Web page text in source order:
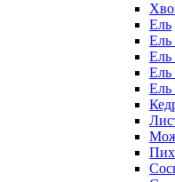
Ель
Ель
Ель
Ель
Ель